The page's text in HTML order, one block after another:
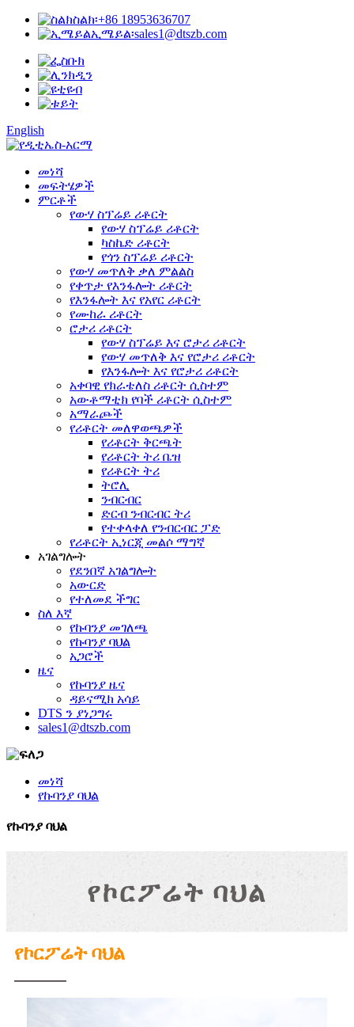
ስልክ፡+86 18953636707
ኢሜይል፡sales1@dtszb.com
English
መነሻ
መፍትሄዎች
ምርቶች
የውሃ ስፕሬይ ሪቶርት
የውሃ ስፕሬይ ሪቶርት
ካስኬድ ሪቶርት
የጎን ስፕሬይ ሪቶርት
የውሃ መጥለቅ ቃለ ምልልስ
የቀጥታ የእንፋሎት ሪቶርት
የእንፋሎት እና የአየር ሪቶርት
የሙከራ ሪቶርት
ሮታሪ ሪቶርት
የውሃ ስፕሬይ እና ሮታሪ ሪቶርት
የውሃ መጥለቅ እና የሮታሪ ሪቶርት
የእንፋሎት እና የሮታሪ ሪቶርት
አቀባዊ የክራቴለስ ሪቶርት ሲስተም
አውቶማቲክ የባች ሪቶርት ሲስተም
አማራጮች
የሪቶርት መለዋወጫዎች
የሪቶርት ቅርጫት
የሪቶርት ትሪ ቤዝ
የሪቶርት ትሪ
ትሮሊ
ንብርብር
ድርብ ንብርብር ትሪ
የተቀላቀለ የንብርብር ፓድ
የሪቶርት ኢነርጂ መልሶ ማግኛ
አገልግሎት
የደንበኛ አገልግሎት
አውርድ
የተለመደ ችግር
ስለ እኛ
የኩባንያ መገለጫ
የኩባንያ ባህል
አጋሮች
ዜና
የኩባንያ ዜና
ዳይናሚክ አሳይ
DTS ን ያነጋግሩ
sales1@dtszb.com
መነሻ
የኩባንያ ባህል
የኩባንያ ባህል
የኮርፖሬት ባህል
የኮርፖሬት ባህል